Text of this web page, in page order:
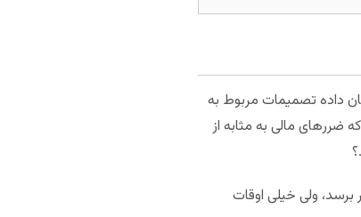
داده تصمیمات مربوط به
مالی به مثابه از
ولی خیلی اوقات